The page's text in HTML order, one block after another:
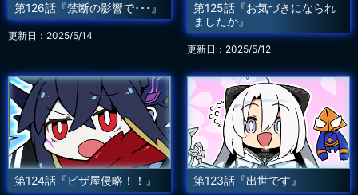
第126話『禁断の影響で･･･』
更新日：2025/5/14
第125話『お気づきになられ
ましたか』
更新日：2025/5/12
第124話『ピザ屋侵略！！』 第123話『出世です』